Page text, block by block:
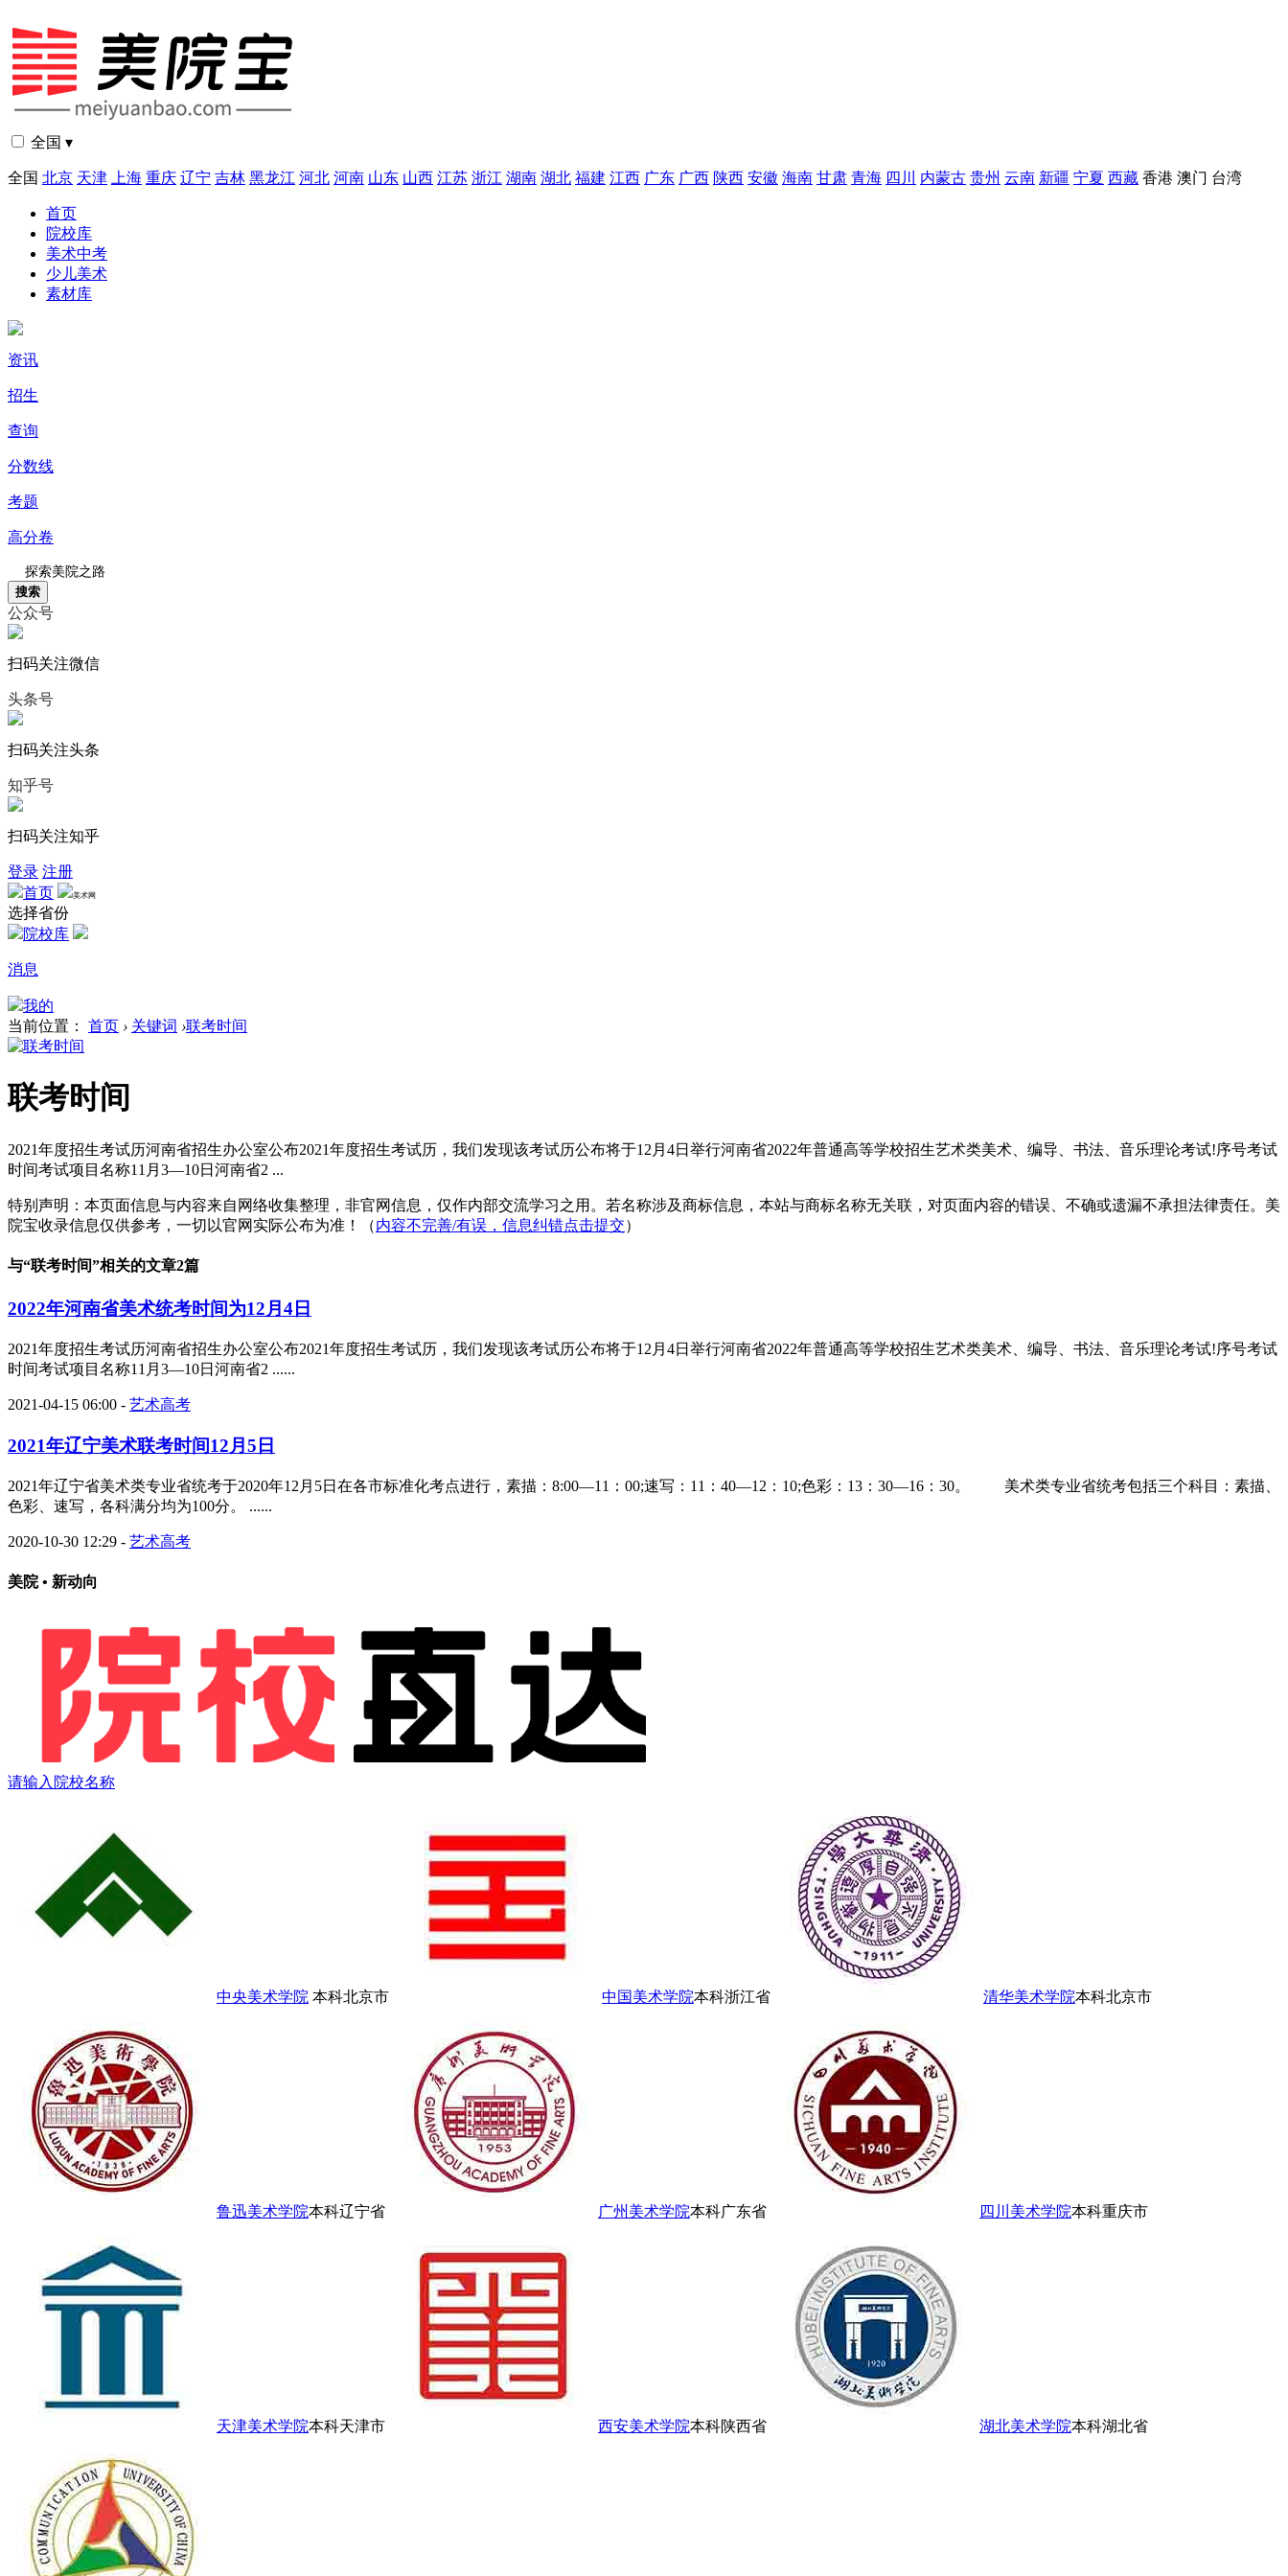
全国 ▾
全国 北京 天津 上海 重庆 辽宁 吉林 黑龙江 河北 河南 山东 山西 江苏 浙江 湖南 湖北 福建 江西 广东 广西 陕西 安徽 海南 甘肃 青海 四川 内蒙古 贵州 云南 新疆 宁夏 西藏 香港 澳门 台湾
首页
院校库
美术中考
少儿美术
素材库
资讯
招生
查询
分数线
考题
高分卷
搜索
公众号
扫码关注微信
头条号
扫码关注头条
知乎号
扫码关注知乎
登录 注册
首页
美术网
选择省份
院校库
消息
我的
当前位置：
首页 › 关键词 ›联考时间
联考时间
2021年度招生考试历河南省招生办公室公布2021年度招生考试历，我们发现该考试历公布将于12月4日举行河南省2022年普通高等学校招生艺术类美术、编导、书法、音乐理论考试!序号考试
时间考试项目名称11月3—10日河南省2 ...
特别声明：本页面信息与内容来自网络收集整理，非官网信息，仅作内部交流学习之用。若名称涉及商标信息，本站与商标名称无关联，对页面内容的错误、不确或遗漏不承担法律责任。美
院宝收录信息仅供参考，一切以官网实际公布为准！（内容不完善/有误，信息纠错点击提交）
与“联考时间”相关的文章2篇
2022年河南省美术统考时间为12月4日
2021年度招生考试历河南省招生办公室公布2021年度招生考试历，我们发现该考试历公布将于12月4日举行河南省2022年普通高等学校招生艺术类美术、编导、书法、音乐理论考试!序号考试
时间考试项目名称11月3—10日河南省2 ......
2021-04-15 06:00 - 艺术高考
2021年辽宁美术联考时间12月5日
2021年辽宁省美术类专业省统考于2020年12月5日在各市标准化考点进行，素描：8:00—11：00;速写：11：40—12：10;色彩：13：30—16：30。 美术类专业省统考包括三个科目：素描、
色彩、速写，各科满分均为100分。 ......
2020-10-30 12:29 - 艺术高考
美院 • 新动向
请输入院校名称
中央美术学院 本科北京市 中国美术学院本科浙江省 清华美术学院本科北京市
鲁迅美术学院本科辽宁省 广州美术学院本科广东省 四川美术学院本科重庆市
天津美术学院本科天津市 西安美术学院本科陕西省 湖北美术学院本科湖北省